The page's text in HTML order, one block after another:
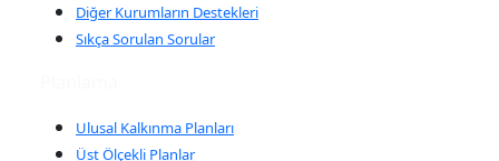
Diğer Kurumların Destekleri
Sıkça Sorulan Sorular
Ulusal Kalkınma Planları
Üst Ölçekli Planlar